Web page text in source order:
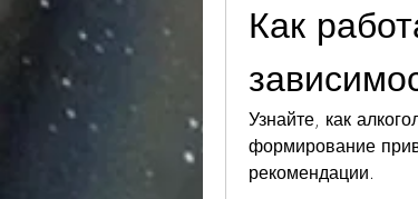
Как
Узнайте, как
формирование
рекомендации.